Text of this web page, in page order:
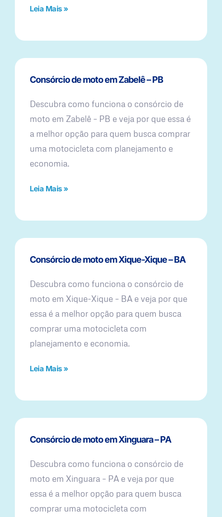
Leia Mais »
Consórcio de moto em Zabelê – PB
Descubra como funciona o consórcio de
moto em Zabelê – PB e veja por que essa é
a melhor opção para quem busca comprar
uma motocicleta com planejamento e
economia.
Leia Mais »
Consórcio de moto em Xique-Xique – BA
Descubra como funciona o consórcio de
moto em Xique-Xique – BA e veja por que
essa é a melhor opção para quem busca
comprar uma motocicleta com
planejamento e economia.
Leia Mais »
Consórcio de moto em Xinguara – PA
Descubra como funciona o consórcio de
moto em Xinguara – PA e veja por que
essa é a melhor opção para quem busca
comprar uma motocicleta com